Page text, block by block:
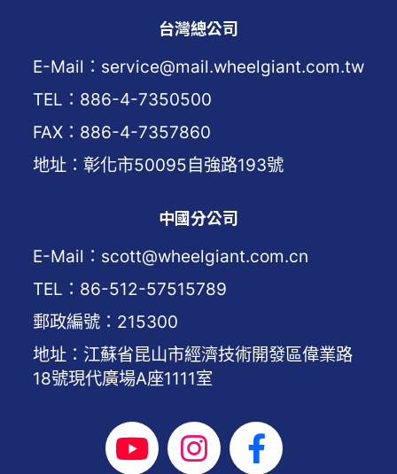
台灣總公司
E-Mail：service@mail.wheelgiant.com.tw
TEL：886-4-7350500
FAX：886-4-7357860
地址：彰化市50095自強路193號
中國分公司
E-Mail：scott@wheelgiant.com.cn
TEL：86-512-57515789
郵政編號：215300
地址：江蘇省昆山市經濟技術開發區偉業路
18號現代廣場A座1111室